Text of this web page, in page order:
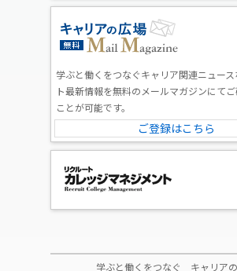
学ぶと働くをつなぐキャリア関連ニュース
ト最新情報を無料のメールマガジンにてご
ことが可能です。
ご登録はこちら
学ぶと働くをつなぐ キャリア